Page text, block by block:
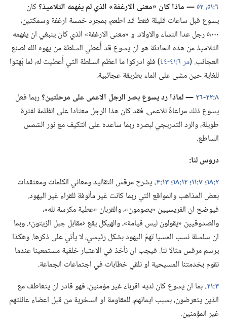
٦:‏٥١،‏ ٥٢
‏—‏ ماذا كان «معنى الارغفة» الذي لم يفهمه التلاميذ؟‏كان
يسوع قبل ساعات قليلة فقط قد اطعم،‏ بمجرد خمسة ارغفة وسمكتين،‏
٥٬٠٠٠ رجل عدا النساء والاولاد.‏ و «معنى الارغفة» الذي كان ينبغي ان يفهمه
التلاميذ من هذه الحادثة هو ان يسوع قد أُعطي السلطة من يهوه الله لصنع
العجائب.‏ (‏مر ٦:‏٤١-‏٤٤
‏)‏ فلو ادركوا ما اعظم السلطة التي أُعطيت له،‏ لما بُهتوا
للغاية حين مشى على الماء بطريقة عجائبية.‏
٨:‏٢٢-‏٢٦
‏—‏ لماذا رد يسوع بصر الرجل الاعمى على مرحلتين؟‏ربما فعل
يسوع ذلك مراعاةً للاعمى.‏ فقد كان هذا الرجل معتادا على الظلمة لفترة
طويلة،‏ والرد التدريجي لبصره ربما ساعده على التكيف مع نور الشمس
الساطع.‏
دروس لنا:‏
٢:‏١٨؛‏
٧:‏١١؛‏ ١٢:‏١٨؛‏ ١٣:‏٣ ‏.‏يشرح مرقس التقاليد ومعاني الكلمات ومعتقدات
بعض المذاهب والمواقع التي ربما كانت غير مألوفة للقراء غير اليهود.‏
فيوضح ان الفريسيين «يصومون»،‏ والقربان «عطية مكرسة لله»،‏
والصدوقيين «يقولون ليس قيامة»،‏ والهيكل يقع ‹مقابل جبل الزيتون›.‏ وبما
ان سلسلة نسب المسيا تهمّ اليهود بشكل رئيسي،‏ لا يأتي على ذكرها.‏ وهكذا
يرسم مرقس مثالا لنا.‏ فيجب ان نأخذ في الاعتبار خلفية مستمعينا عندما
نقوم بخدمتنا المسيحية او نلقي خطابات في اجتماعات الجماعة.‏
٣:‏٢١
‏.‏بما ان يسوع كان لديه اقرباء غير مؤمنين،‏ فهو قادر ان يتعاطف مع
الذين يتعرضون،‏ بسبب ايمانهم،‏ للمقاومة او السخرية من قبل اعضاء عائلتهم
غير المؤمنين.‏